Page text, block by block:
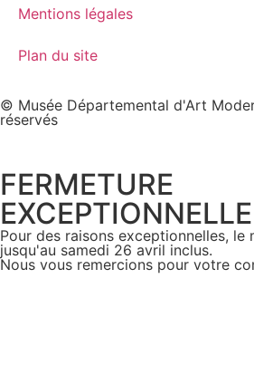
Mentions légales
Plan du site
© Musée Départemental d'Art
réservés
FERMETURE
EXCEPTIONNELLE
Pour des raisons exceptionnelles, le
jusqu'au samedi 26 avril inclus.
Nous vous remercions pour votre